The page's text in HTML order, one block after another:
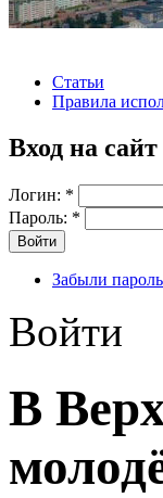
Статьи
Правила
Вход на сайт
Логин: *
Пароль: *
Забыли
Войти
В